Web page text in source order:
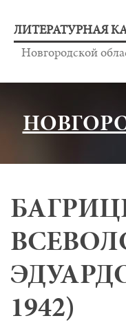
ЛИТЕРАТУРНАЯ
Новгородской
1942)